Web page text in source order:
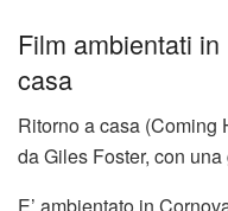
Film ambientati
casa
Ritorno a casa (Coming
da Giles Foster, con
E’ ambientato in